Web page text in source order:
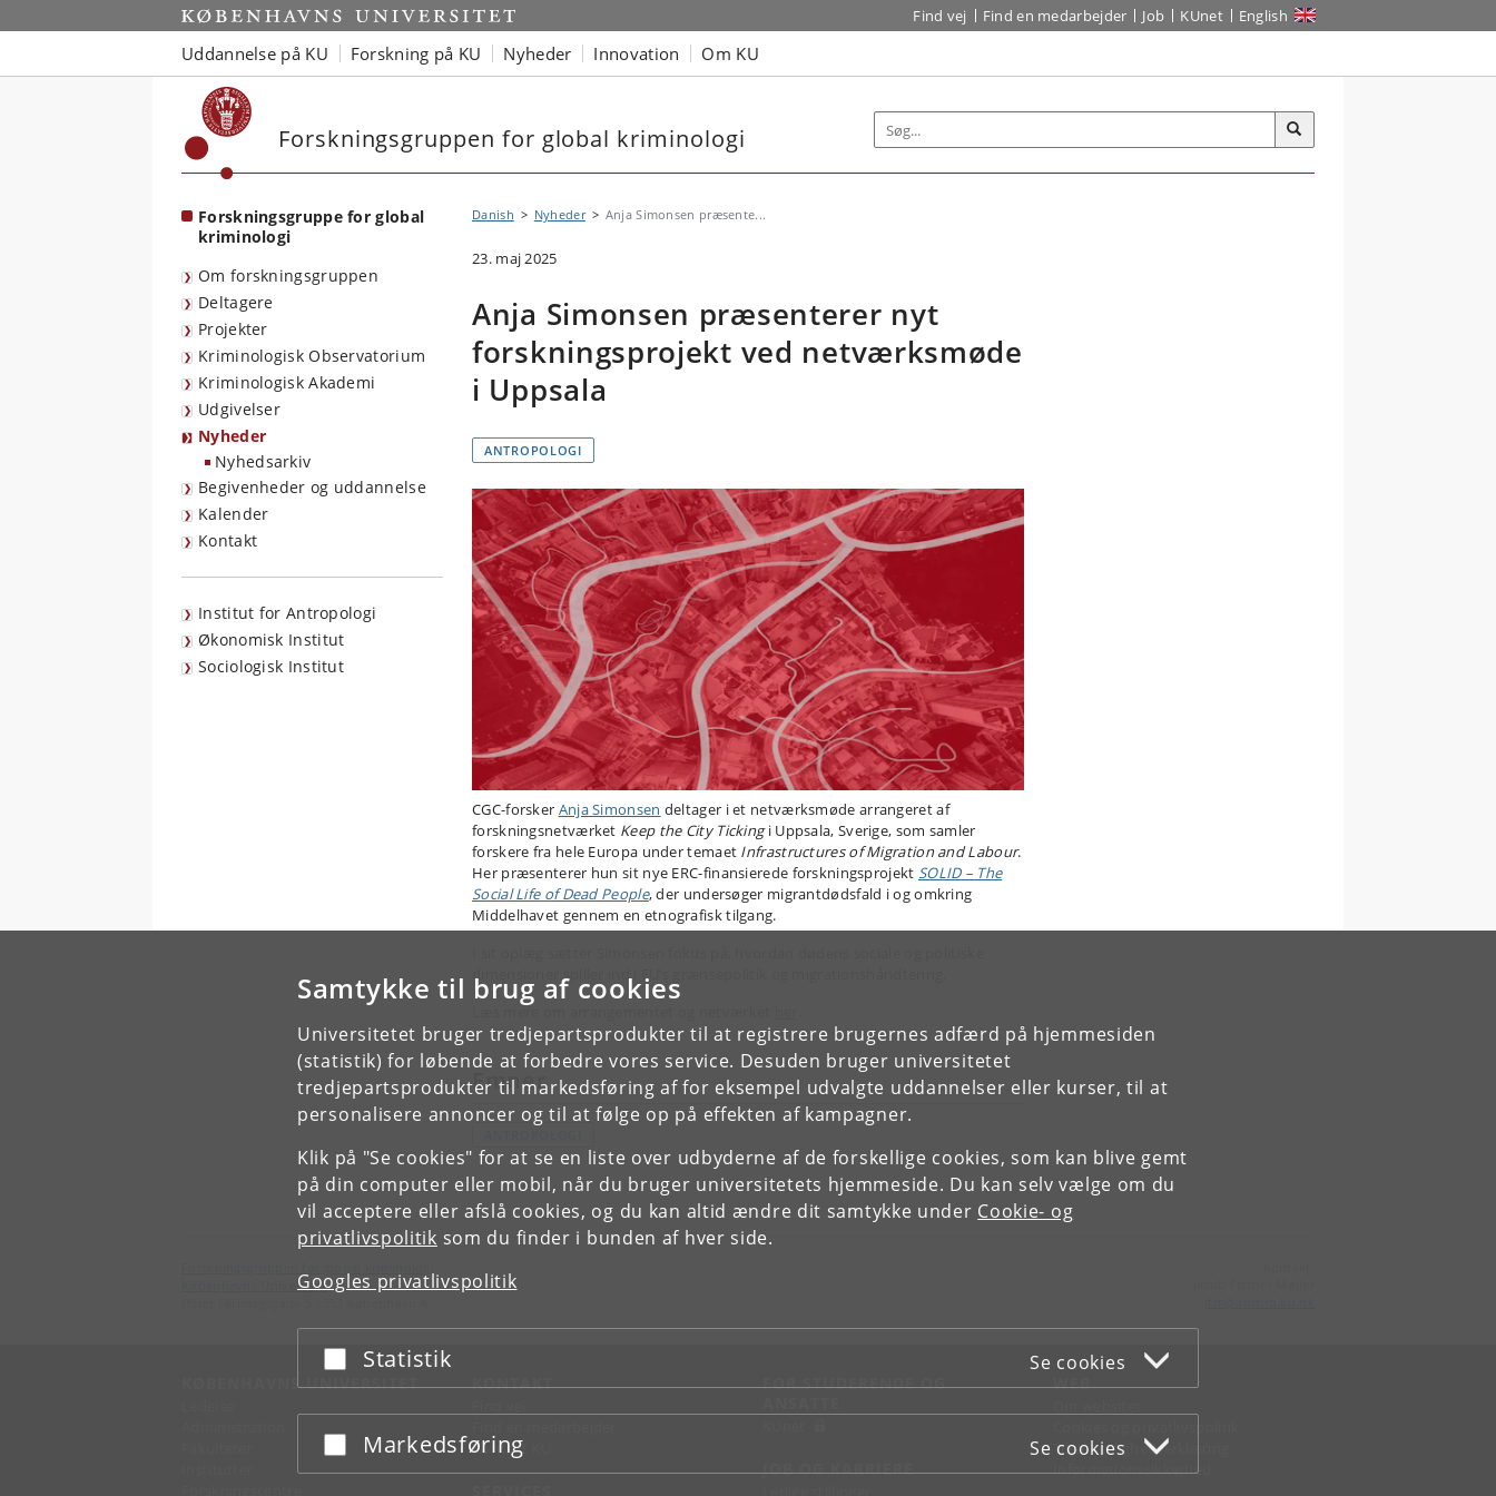
Samtykke til brug af cookies
Universitetet bruger tredjepartsprodukter til at registrere brugernes adfærd på hjemmesiden
(statistik) for løbende at forbedre vores service. Desuden bruger universitetet
tredjepartsprodukter til markedsføring af for eksempel udvalgte uddannelser eller kurser, til at
personalisere annoncer og til at følge op på effekten af kampagner.
Klik på "Se cookies" for at se en liste over udbyderne af de forskellige cookies, som kan blive gemt
på din computer eller mobil, når du bruger universitetets hjemmeside. Du kan selv vælge om du
vil acceptere eller afslå cookies, og du kan altid ændre dit samtykke under Cookie- og
privatlivspolitik som du finder i bunden af hver side.
Googles privatlivspolitik
Acceptér eller afslå
Statistik Se cookies
Acceptér eller afslå
Markedsføring Se cookies
Start Find vej Find en medarbejder Job KUnet English
Uddannelse på KU Forskning på KU Nyheder Innovation Om KU
Forskningsgruppen for global kriminologi
Forskningsgruppe for global
kriminologi
Om forskningsgruppen
Deltagere
Projekter
Kriminologisk Observatorium
Kriminologisk Akademi
Udgivelser
Nyheder
Nyhedsarkiv
Begivenheder og uddannelse
Kalender
Kontakt
Institut for Antropologi
Økonomisk Institut
Sociologisk Institut
Danish Nyheder Anja Simonsen præsente...
23. maj 2025
Anja Simonsen præsenterer nyt
forskningsprojekt ved netværksmøde
i Uppsala
ANTROPOLOGI
CGC-forsker Anja Simonsen deltager i et netværksmøde arrangeret af
forskningsnetværket Keep the City Tickingi Uppsala, Sverige, som samler
forskere fra hele Europa under temaet Infrastructures of Migration and Labour.
Her præsenterer hun sit nye ERC-finansierede forskningsprojekt SOLID – The
Social Life of Dead People, der undersøger migrantdødsfald i og omkring
Middelhavet gennem en etnografisk tilgang.
Læs mere om arrangementet og netværket
Emner
Københavns Universitet
KØBENHAVNS UNIVERSITET KONTAKT
Kontakt KU
FOR STUDERENDE OG
JOB OG KARRIERE
WEB
Tilgængelighedserklæring
Informationssikkerhed